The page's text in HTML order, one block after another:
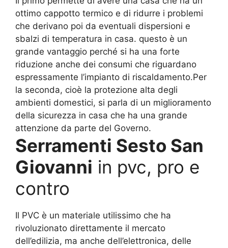
ottimo cappotto termico e di ridurre i problemi
che derivano poi da eventuali dispersioni e
sbalzi di temperatura in casa. questo è un
grande vantaggio perché si ha una forte
riduzione anche dei consumi che riguardano
espressamente l’impianto di riscaldamento.Per
la seconda, cioè la protezione alta degli
ambienti domestici, si parla di un miglioramento
della sicurezza in casa che ha una grande
attenzione da parte del Governo.
Serramenti Sesto San
Giovanni in pvc, pro e
contro
Il PVC è un materiale utilissimo che ha
rivoluzionato direttamente il mercato
dell’edilizia, ma anche dell’elettronica, delle